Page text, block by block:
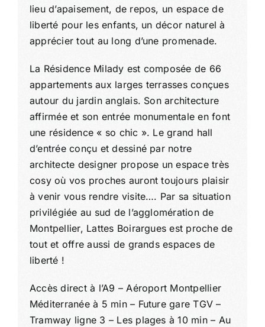
lieu d’apaisement, de repos, un espace de
liberté pour les enfants, un décor naturel à
apprécier tout au long d’une promenade.
La Résidence Milady est composée de 66
appartements aux larges terrasses conçues
autour du jardin anglais. Son architecture
affirmée et son entrée monumentale en font
une résidence « so chic ». Le grand hall
d’entrée conçu et dessiné par notre
architecte designer propose un espace très
cosy où vos proches auront toujours plaisir
à venir vous rendre visite…. Par sa situation
privilégiée au sud de l’agglomération de
Montpellier, Lattes Boirargues est proche de
tout et offre aussi de grands espaces de
liberté !
Accès direct à l’A9 – Aéroport Montpellier
Méditerranée à 5 min – Future gare TGV –
Tramway ligne 3 – Les plages à 10 min – Au